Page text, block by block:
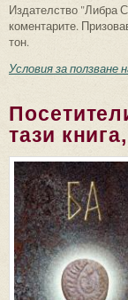
Издателство "Либра
коментарите.
тон.
Условия за ползване
тази